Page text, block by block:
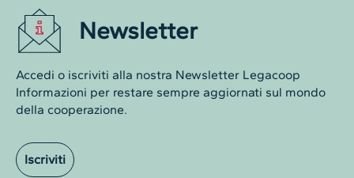
Newsletter
Accedi o iscriviti alla nostra Newsletter Legacoop
Informazioni per restare sempre aggiornati sul mondo
della cooperazione.
Iscriviti